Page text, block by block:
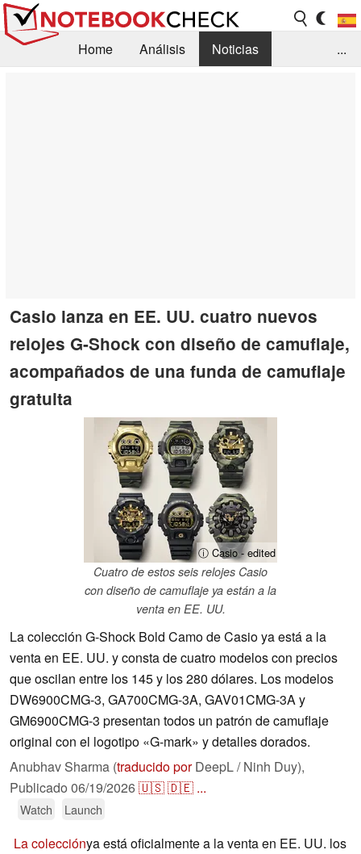
Home Análisis
Noticias
...
Casio lanza en EE. UU. cuatro nuevos
relojes G-Shock con diseño de camuflaje,
acompañados de una funda de camuflaje
gratuita
ⓘ Casio - edited
Cuatro de estos seis relojes Casio
con diseño de camuflaje ya están a la
venta en EE. UU.
La colección G-Shock Bold Camo de Casio ya está a la
venta en EE. UU. y consta de cuatro modelos con precios
que oscilan entre los 145 y los 280 dólares. Los modelos
DW6900CMG-3, GA700CMG-3A, GAV01CMG-3A y
GM6900CMG-3 presentan todos un patrón de camuflaje
original con el logotipo «G-mark» y detalles dorados.
Anubhav Sharma (traducido porDeepL / Ninh Duy),
Publicado 06/19/2026🇺🇸🇩🇪 ...
Watch Launch
La colecciónya está oficialmente a la venta en EE. UU. los